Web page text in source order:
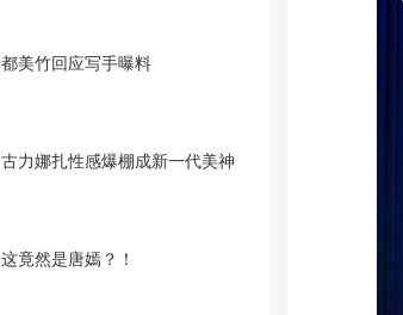
都美竹回应写手曝料
古力娜扎性感爆棚成新一代美神
这竟然是唐嫣？！